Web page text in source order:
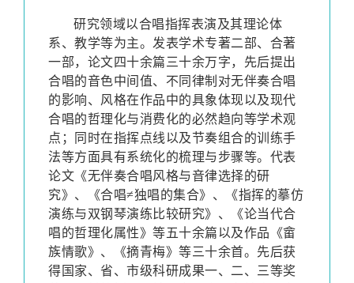
研究领域以合唱指挥表演及其理论体
系、教学等为主。发表学术专著二部、合著
一部，论文四十余篇三十余万字，先后提出
合唱的音色中间值、不同律制对无伴奏合唱
的影响、风格在作品中的具象体现以及现代
合唱的哲理化与消费化的必然趋向等学术观
点；同时在指挥点线以及节奏组合的训练手
法等方面具有系统化的梳理与步骤等。代表
论文《无伴奏合唱风格与音律选择的研
究》、《合唱≠独唱的集合》、《指挥的摹仿
演练与双钢琴演练比较研究》、《论当代合
唱的哲理化属性》等五十余篇以及作品《畲
族情歌》、《摘青梅》等三十余首。先后获
得国家、省、市级科研成果一、二、三等奖